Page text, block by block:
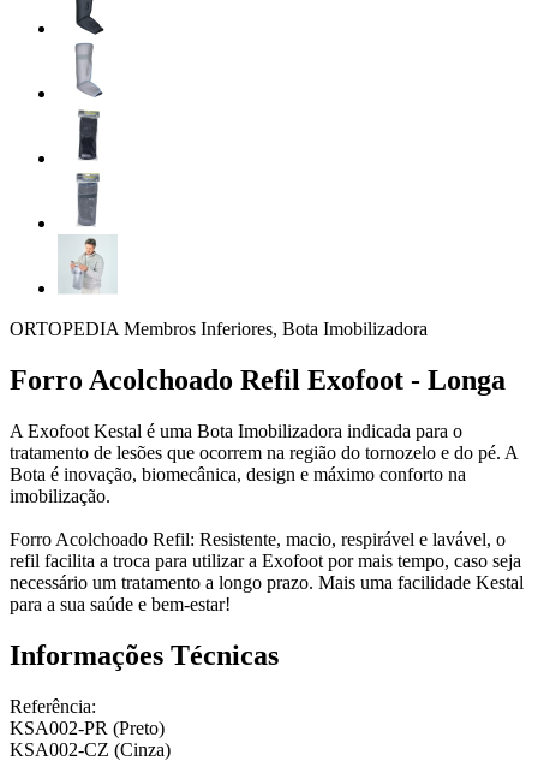
ORTOPEDIA Membros Inferiores, Bota Imobilizadora
Forro Acolchoado Refil Exofoot - Longa
A Exofoot Kestal é uma Bota Imobilizadora indicada para o
tratamento de lesões que ocorrem na região do tornozelo e do pé. A
Bota é inovação, biomecânica, design e máximo conforto na
imobilização.
Forro Acolchoado Refil: Resistente, macio, respirável e lavável, o
refil facilita a troca para utilizar a Exofoot por mais tempo, caso seja
necessário um tratamento a longo prazo. Mais uma facilidade Kestal
para a sua saúde e bem-estar!
Informações Técnicas
Referência:
KSA002-PR (Preto)
KSA002-CZ (Cinza)